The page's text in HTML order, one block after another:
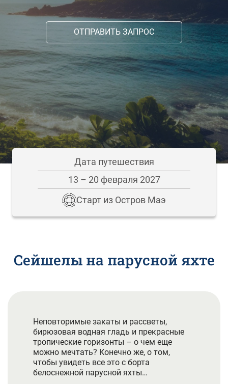
ОТПРАВИТЬ ЗАПРОС
Дата путешествия
13 – 20 февраля 2027
Старт из Остров Маэ
Сейшелы на парусной яхте
Неповторимые закаты и рассветы,
бирюзовая водная гладь и прекрасные
тропические горизонты – о чем еще
можно мечтать? Конечно же, о том,
чтобы увидеть все это с борта
белоснежной парусной яхты…